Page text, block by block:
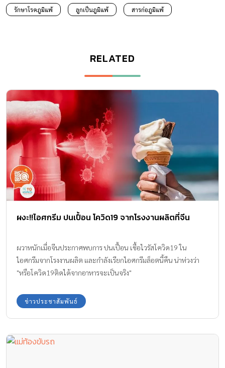
รักษาโรคภูมิแพ้ ลูกเป็นภูมิแพ้ สารก่อภูมิแพ้
RELATED
ผงะ!!ไอศกรีม ปนเปื้อน โควิด19 จากโรงงานผลิตที่จีน
ผวาหนักเมื่อจีนประกาศพบการ ปนเปื้อน เชื้อไวรัสโควิด19 ใน
ไอศกรีมจากโรงงานผลิต และกำลังเรียกไอศกรีมล็อตนี้คืน น่าห่วงว่า
"หรือโควิด19ติดได้จากอาหารจะเป็นจริง"
ข่าวประชาสัมพันธ์